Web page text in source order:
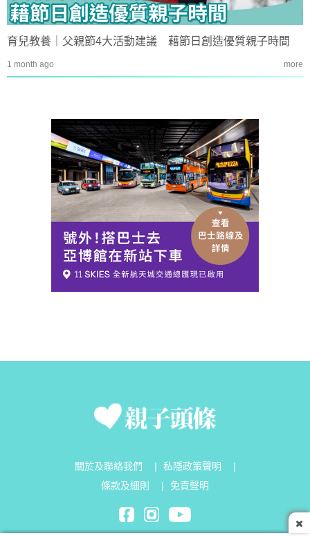
育兒教養｜父親節4大活動建議 藉節日創造優質親子時間
1 month ago more
關於及聯絡我們 私隱政策聲明
條款及細則
免責聲明